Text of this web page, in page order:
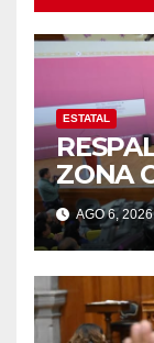
ESTATAL
ZONA
AGO 6,